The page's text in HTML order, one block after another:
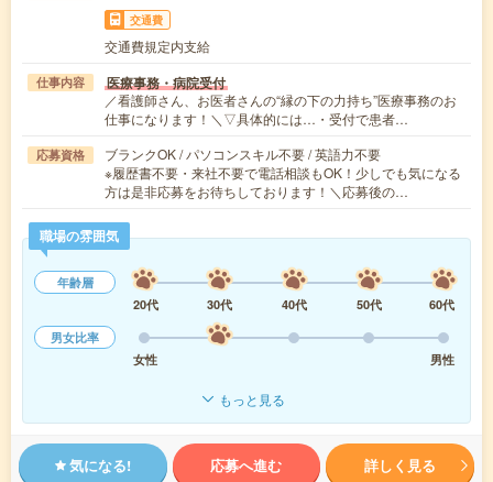
交通費
交通費規定内支給
仕事内容 医療事務・病院受付
／看護師さん、お医者さんの“縁の下の力持ち”医療事務のお
仕事になります！＼▽具体的には…・受付で患者…
応募資格
ブランクOK / パソコンスキル不要 / 英語力不要
※履歴書不要・来社不要で電話相談もOK！少しでも気になる
方は是非応募をお待ちしております！＼応募後の…
職場の雰囲気
年齢層
20代
30代 40代 50代
60代
男女比率
女性
男性
もっと見る
気になる! 応募へ進む 詳しく見る